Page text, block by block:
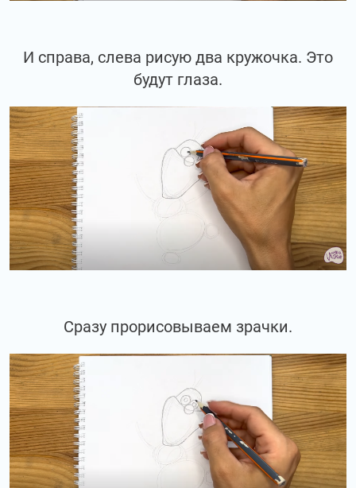
И справа, слева рисую два кружочка. Это
будут глаза.
Сразу прорисовываем зрачки.